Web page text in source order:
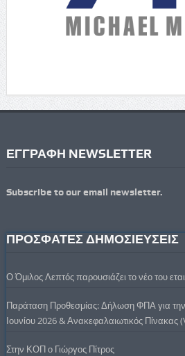
ΕΓΓΡΑΦΗ NEWSLETTER
Subscribe to our email newsletter.
ΠΡΟΣΦΑΤΕΣ ΔΗΜΟΣΙΕΥΣΕΙΣ
Ο Όμιλος Λεπτός παρουσιάζει το νέο του
Παράταση Προθεσμίας: Δήλωση ΦΠΑ για την
Ιουνίου 2026 & Ανακεφαλαιωτικός Πίνακας
Στην ΚΟΠ ο Γιώργος Πίτρος